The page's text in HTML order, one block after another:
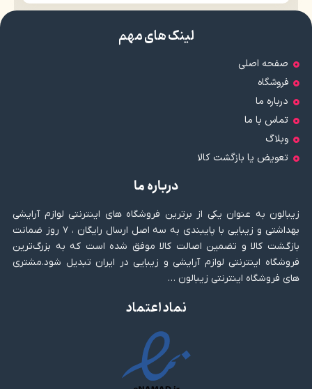
لینک های مهم
صفحه اصلی
فروشگاه
درباره ما
تماس با ما
وبلاگ
تعویض یا بازگشت کالا
درباره ما
زیبالون به عنوان یکی از برترین فروشگاه های اینترنتی لوازم آرایشی
بهداشتی و زیبایی با پایبندی به سه اصل ارسال رایگان ، ۷ روز ضمانت
بازگشت کالا و تضمین اصالت کالا موفق شده است که به بزرگ‌ترین
فروشگاه اینترنتی لوازم آرایشی و زیبایی در ایران تبدیل شود.مشتری
های فروشگاه اینترنتی زیبالون …
نماد اعتماد